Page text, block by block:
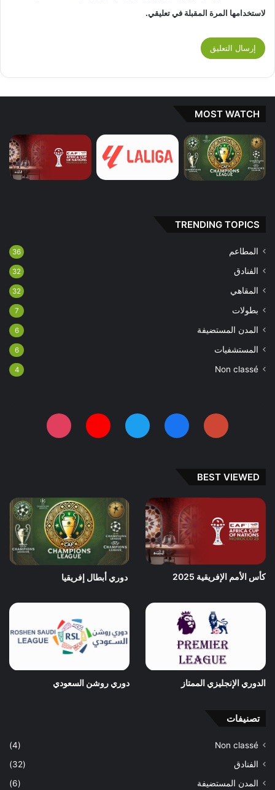
لاستخدامها المرة المقبلة في تعليقي.
MOST WATCH
TRENDING TOPICS
المطاعم 36
الفنادق 32
المقاهي 32
بطولات 7
المدن المستضيفة 6
المستشفيات 6
Non classé
4
BEST VIEWED
كأس الأمم الإفريقية 2025 دوري أبطال إفريقيا
الدوري الإنجليزي الممتاز دوري روشن السعودي
تصنيفات
Non classé
(4)
الفنادق
(32)
المدن المستضيفة
(6)